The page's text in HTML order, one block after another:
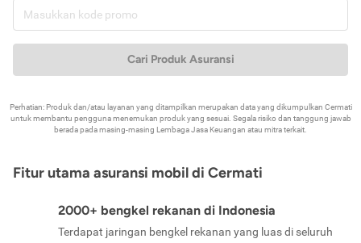
Cari Produk Asuransi
Perhatian: Produk dan/atau layanan yang ditampilkan merupakan data yang dikumpulkan Cermati
untuk membantu pengguna menemukan produk yang sesuai. Segala risiko dan tanggung jawab
berada pada masing-masing Lembaga Jasa Keuangan atau mitra terkait.
Fitur utama asuransi mobil di Cermati
2000+ bengkel rekanan di Indonesia
Terdapat jaringan bengkel rekanan yang luas di seluruh